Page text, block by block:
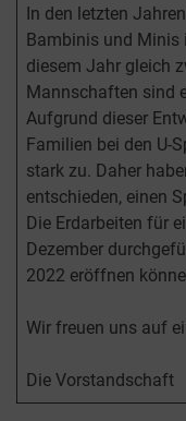
In den letzten
Bambinis und Minis
diesem Jahr gleich
Mannschaften sind
Aufgrund dieser
Familien bei den U-
stark zu. Daher
entschieden, einen
Die Erdarbeiten für
Dezember
2022 eröffnen
Wir freuen uns auf
Die Vorstandschaft